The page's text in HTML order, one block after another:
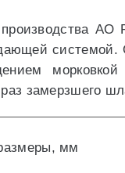
АО
системой.
замерзшего
мм